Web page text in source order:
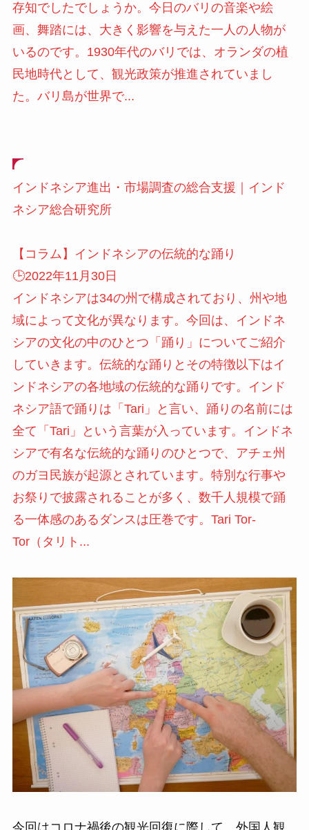
存知でしたでしょうか。今日のバリの音楽や絵
画、舞踏には、大きく影響を与えた一人の人物が
いるのです。1930年代のバリでは、オランダの植
民地時代として、観光政策が推進されていまし
た。バリ島が世界で...
インドネシア進出・市場調査の総合支援｜インド
ネシア総合研究所
【コラム】インドネシアの伝統的な踊り
🕒️2022年11月30日
インドネシアは34の州で構成されており、州や地
域によって文化が異なります。今回は、インドネ
シアの文化の中のひとつ「踊り」についてご紹介
していきます。伝統的な踊りとその特徴以下はイ
ンドネシアの各地域の伝統的な踊りです。インド
ネシア語で踊りは「Tari」と言い、踊りの名前には
全て「Tari」という言葉が入っています。インドネ
シアで有名な伝統的な踊りのひとつで、アチェ州
のガヨ民族が起源とされています。特別な行事や
お祭りで披露されることが多く、数千人規模で踊
る一体感のあるダンスは圧巻です。Tari Tor-
Tor（タリト...